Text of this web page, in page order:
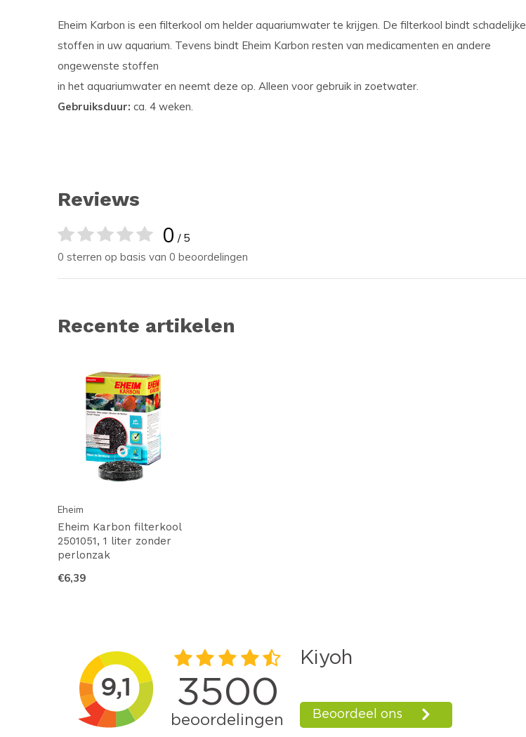
Eheim Karbon is een filterkool om helder aquariumwater te krijgen. De filterkool bindt schadelijke
stoffen in uw aquarium. Tevens bindt Eheim Karbon resten van medicamenten en andere
ongewenste stoffen
in het aquariumwater en neemt deze op. Alleen voor gebruik in zoetwater.
Gebruiksduur: ca. 4 weken.
Reviews
0 / 5
0 sterren op basis van 0 beoordelingen
Recente artikelen
Eheim
Eheim Karbon filterkool
2501051, 1 liter zonder
perlonzak
€6,39